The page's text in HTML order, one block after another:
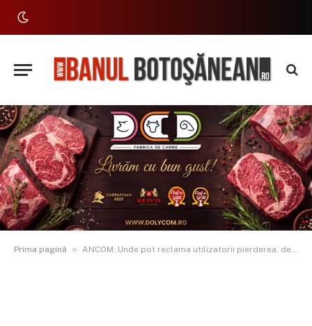
Prima pagină » ANCOM: Unde pot reclama utilizatorii pierderea, deteriorarea, distrugerea sau furtul unui colet?